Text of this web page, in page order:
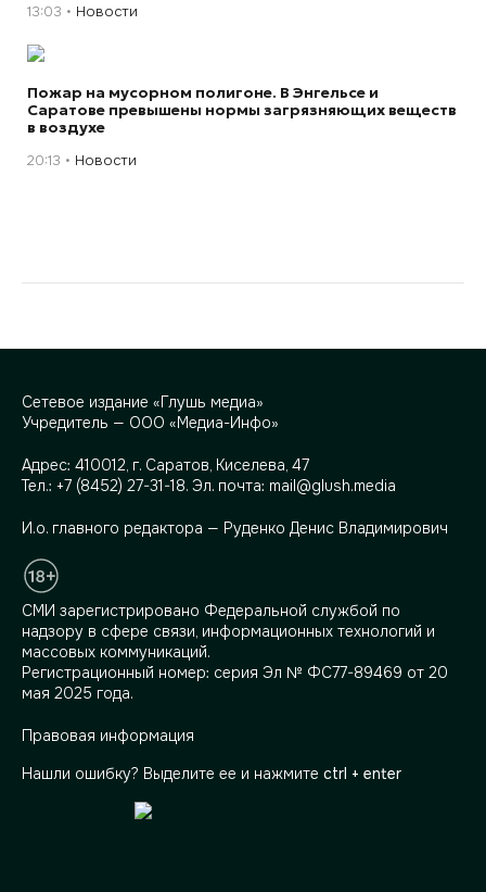
13:03 Новости
Пожар на мусорном полигоне. В Энгельсе и
Саратове превышены нормы загрязняющих веществ
в воздухе
20:13 Новости
Сетевое издание «Глушь медиа»
Учредитель — ООО «Медиа-Инфо»
Адрес: 410012, г. Саратов, Киселева, 47
Тел.: +7 (8452) 27-31-18. Эл. почта: mail@glush.media
И.о. главного редактора — Руденко Денис Владимирович
СМИ зарегистрировано Федеральной службой по
надзору в сфере связи, информационных технологий и
массовых коммуникаций.
Регистрационный номер: серия Эл № ФС77-89469 от 20
мая 2025 года.
Правовая информация
Нашли ошибку? Выделите ее и нажмите ctrl + enter